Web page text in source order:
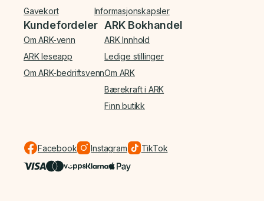
Gavekort
Informasjonskapsler
Kundefordeler
Om ARK-venn
ARK leseapp
Om ARK-bedriftsvenn
ARK Bokhandel
ARK Innhold
Ledige stillinger
Om ARK
Bærekraft i ARK
Finn butikk
Facebook Instagram TikTok